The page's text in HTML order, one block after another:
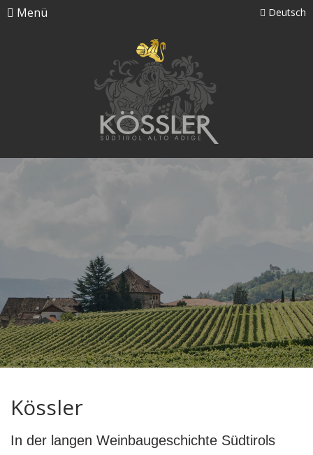
Menü Deutsch
Kössler
In der langen Weinbaugeschichte Südtirols